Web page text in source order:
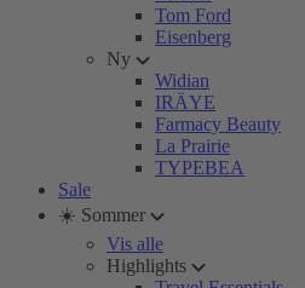
Tom Ford
Eisenberg
Ny
Widian
IRÄYE
Farmacy Beauty
La Prairie
TYPEBEA
Sale
☀️ Sommer
Vis alle
Highlights